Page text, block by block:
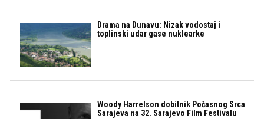
Drama na Dunavu: Nizak vodostaj i
toplinski udar gase nuklearke
Woody Harrelson dobitnik Počasnog Srca
Sarajeva na 32. Sarajevo Film Festivalu